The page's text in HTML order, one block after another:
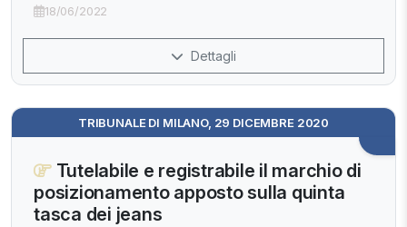
18/06/2022
Dettagli
TRIBUNALE DI MILANO, 29 DICEMBRE 2020
Tutelabile e registrabile il marchio di
posizionamento apposto sulla quinta
tasca dei jeans